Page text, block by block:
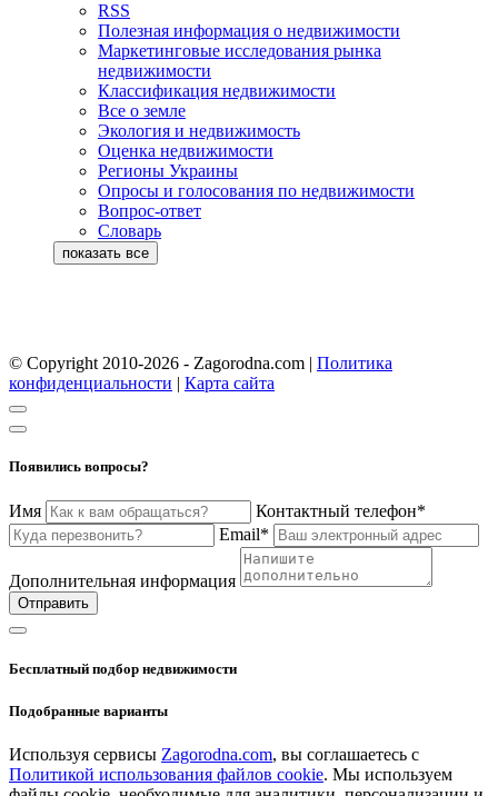
RSS
Полезная информация о недвижимости
Маркетинговые исследования рынка
недвижимости
Классификация недвижимости
Все о земле
Экология и недвижимость
Оценка недвижимости
Регионы Украины
Опросы и голосования по недвижимости
Вопрос-ответ
Словарь
© Copyright 2010-2026 - Zagorodna.com | Политика
конфиденциальности | Карта сайта
Появились вопросы?
Имя
Контактный телефон*
Email*
Дополнительная информация
Отправить
Бесплатный подбор недвижимости
Подобранные варианты
Используя сервисы Zagorodna.com, вы соглашаетесь с
Политикой использования файлов cookie. Мы используем